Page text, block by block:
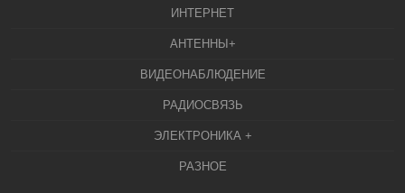
ИНТЕРНЕТ
АНТЕННЫ+
ВИДЕОНАБЛЮДЕНИЕ
РАДИОСВЯЗЬ
ЭЛЕКТРОНИКА +
РАЗНОЕ